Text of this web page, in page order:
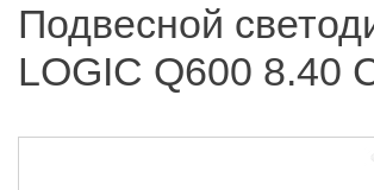
Подвесной
LOGIC Q600 8.40